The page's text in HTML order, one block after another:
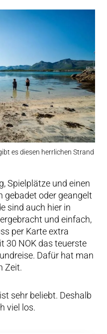
es diesen herrlichen Strand
Spielplätze und einen
gebadet oder geangelt
sind auch hier in
und einfach,
per Karte extra
30 NOK das teuerste
Dafür hat man
Zeit.
sehr beliebt. Deshalb
viel los.